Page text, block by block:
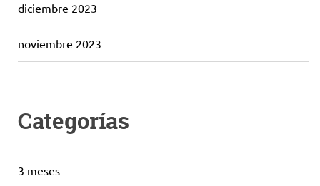
diciembre 2023
noviembre 2023
Categorías
3 meses